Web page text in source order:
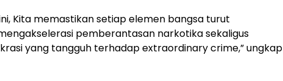
Kita memastikan setiap elemen bangsa turut
pemberantasan narkotika sekaligus
yang tangguh terhadap extraordinary crime,” ungkap